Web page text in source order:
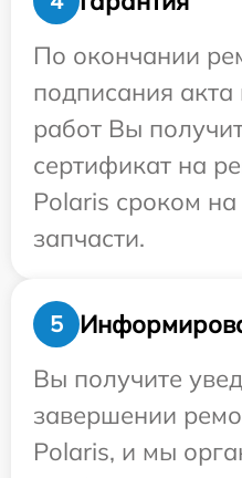
По окончании
подписания
работ Вы
сертификат на
Polaris сроком
запчасти.
5
Вы получите
завершении
Polaris, и мы